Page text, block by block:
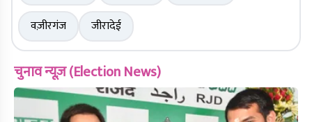
वज़ीरगंज
जीरादेई
चुनाव न्यूज़ (Election News)